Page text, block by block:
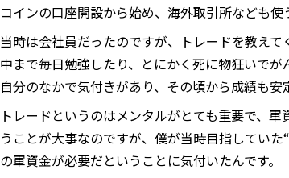
コインの口座開設から始め、海外取引所なども使
当時は会社員だったのですが、トレードを教え
中まで毎日勉強したり、とにかく死に物狂いでが
自分のなかで気付きがあり、その頃から成績も安
トレードというのはメンタルがとても重要で、
うことが大事なのですが、僕が当時目指してい
の軍資金が必要だということに気付いたんです。